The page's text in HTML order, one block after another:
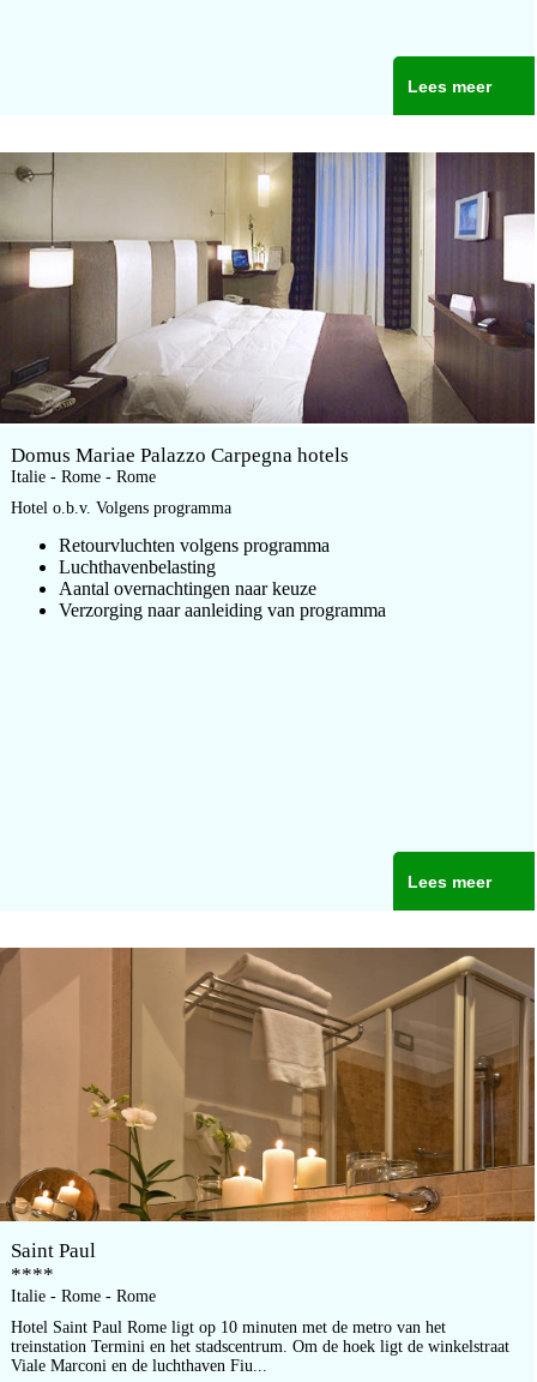
Lees meer
Domus Mariae Palazzo Carpegna hotels
Italie - Rome - Rome
Hotel o.b.v. Volgens programma
Retourvluchten volgens programma
Luchthavenbelasting
Aantal overnachtingen naar keuze
Verzorging naar aanleiding van programma
Lees meer
Saint Paul
****
Italie - Rome - Rome
Hotel Saint Paul Rome ligt op 10 minuten met de metro van het
treinstation Termini en het stadscentrum. Om de hoek ligt de winkelstraat
Viale Marconi en de luchthaven Fiu...